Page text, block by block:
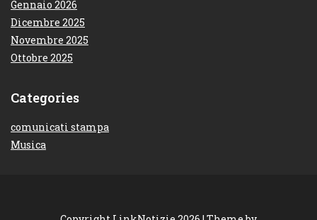
Gennaio 2026
Dicembre 2025
Novembre 2025
Ottobre 2025
Categories
comunicati stampa
Musica